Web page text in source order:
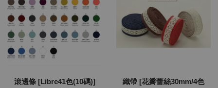
滾邊條 [Libre41色(10碼)]
織帶 [花瓣蕾絲30mm/4色